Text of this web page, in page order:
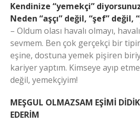
Kendinize “yemekçi”
Neden “aşçı” değil, “şef” değil,
– Oldum olası havalı olmayı,
sevmem. Ben çok gerçekçi bir
eşine, dostuna yemek pişiren
kariyer yaptım. Kimseye ayıp
değil, yemekçiyim!
MEŞGUL OLMAZSAM EŞİMİ
EDERİM